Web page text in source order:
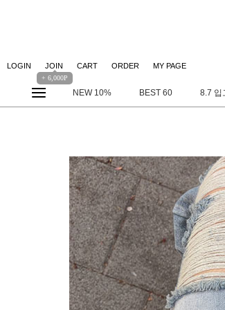
LOGIN JOIN
+ 6,000P
CART ORDER MY PAGE
NEW 10% BEST 60 8.7 입